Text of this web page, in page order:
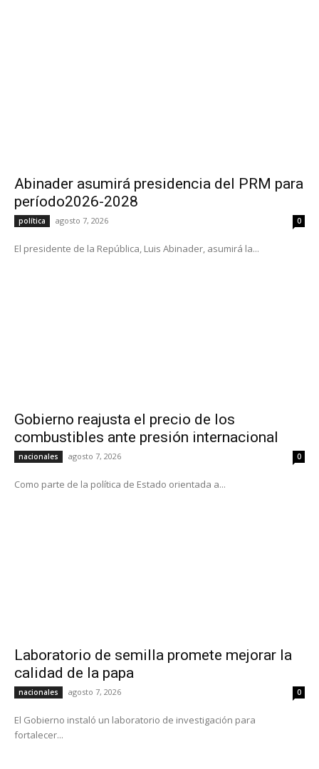
Abinader asumirá presidencia del PRM para
período2026-2028
política agosto 7, 2026 0
El presidente de la República, Luis Abinader, asumirá la...
Gobierno reajusta el precio de los
combustibles ante presión internacional
nacionales agosto 7, 2026 0
Como parte de la política de Estado orientada a...
Laboratorio de semilla promete mejorar la
calidad de la papa
nacionales agosto 7, 2026 0
El Gobierno instaló un laboratorio de investigación para
fortalecer...